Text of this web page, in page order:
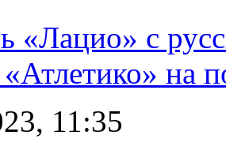
«Лацио» с
на
11:35